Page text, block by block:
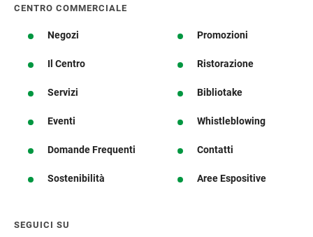
CENTRO COMMERCIALE
Negozi Promozioni
Il Centro Ristorazione
Servizi Bibliotake
Eventi Whistleblowing
Domande Frequenti Contatti
Sostenibilità Aree Espositive
SEGUICI SU